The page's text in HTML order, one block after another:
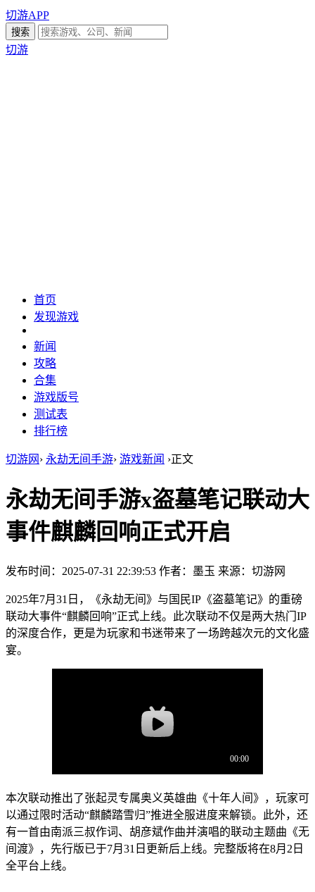
切游APP
切游
首页
发现游戏
新闻
攻略
合集
游戏版号
测试表
排行榜
切游网 › 永劫无间手游› 游戏新闻 ›正文
永劫无间手游x盗墓笔记联动大
事件麒麟回响正式开启
发布时间：2025-07-31 22:39:53 作者：墨玉 来源：切游网
2025年7月31日，《永劫无间》与国民IP《盗墓笔记》的重磅
联动大事件“麒麟回响”正式上线。此次联动不仅是两大热门IP
的深度合作，更是为玩家和书迷带来了一场跨越次元的文化盛
宴。
本次联动推出了张起灵专属奥义英雄曲《十年人间》，玩家可
以通过限时活动“麒麟踏雪归”推进全服进度来解锁。此外，还
有一首由南派三叔作词、胡彦斌作曲并演唱的联动主题曲《无
间渡》，先行版已于7月31日更新后上线。完整版将在8月2日
全平台上线。